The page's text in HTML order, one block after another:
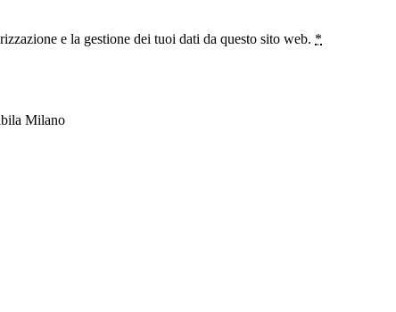
e la gestione dei tuoi dati da questo sito web. *